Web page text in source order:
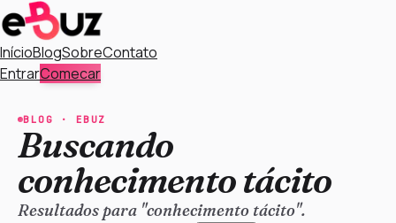
InícioBlogSobreContato
EntrarComecar
BLOG · EBUZ
Buscando
conhecimento tácito
Resultados para "conhecimento tácito".